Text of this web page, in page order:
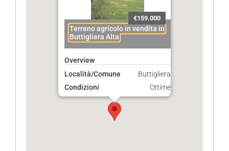
€159.000
Terreno agricolo in vendita in
Buttigliera Alta
Overview
Località/Comune
Buttigliera
Condizioni
Ottime